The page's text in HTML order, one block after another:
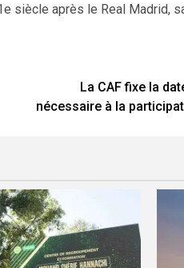
siècle après le Real Madrid,
La CAF fixe la
nécessaire à la